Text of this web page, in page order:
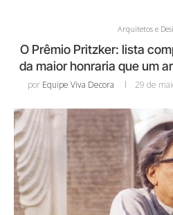
Arquitetos e
O Prêmio Pritzker: lista
da maior honraria que um
por Equipe Viva Decora 29 de